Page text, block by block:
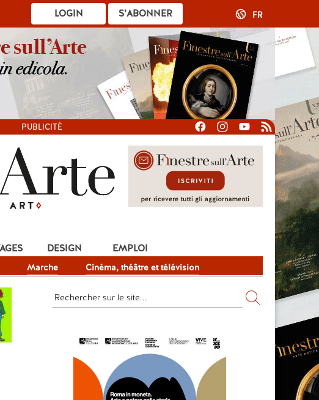
S’ABONNER
LOGIN FR
PUBLICITÉ
Marche Cinéma, théâtre et télévision
DESIGN EMPLOI